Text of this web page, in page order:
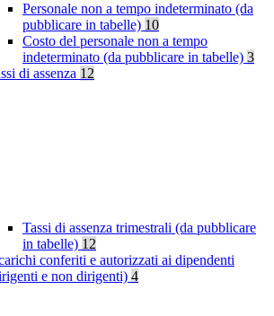
Personale non a tempo indeterminato (da
pubblicare in tabelle) 10
Costo del personale non a tempo
indeterminato (da pubblicare in tabelle) 3
di assenza 12
Tassi di assenza trimestrali (da pubblicare
in tabelle) 12
conferiti e autorizzati ai dipendenti
e non dirigenti) 4